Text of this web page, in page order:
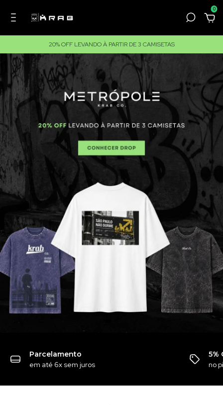
0
20% OFF LEVANDO À PARTIR DE 3 CAMISETAS
Parcelamento
em até 6x sem juros
5%
no